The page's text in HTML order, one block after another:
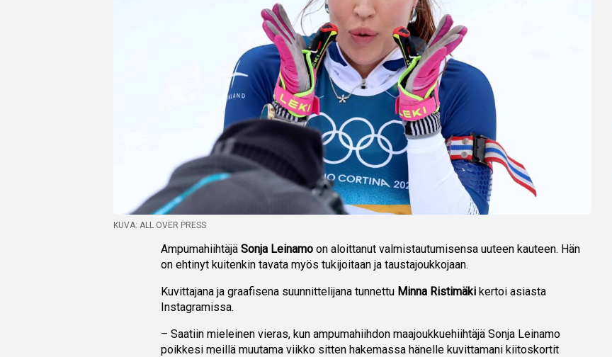
KUVA: ALL OVER PRESS
AmpumahiihtäjäSonja Leinamo on aloittanut valmistautumisensa uuteen kauteen. Hän
on ehtinyt kuitenkin tavata myös tukijoitaan ja taustajoukkojaan.
Kuvittajana ja graafisena suunnittelijana tunnettu Minna Ristimäki kertoi asiasta
Instagramissa.
– Saatiin mieleinen vieras, kun ampumahiihdon maajoukkuehiihtäjä Sonja Leinamo
poikkesi meillä muutama viikko sitten hakemassa hänelle kuvittamani kiitoskortit